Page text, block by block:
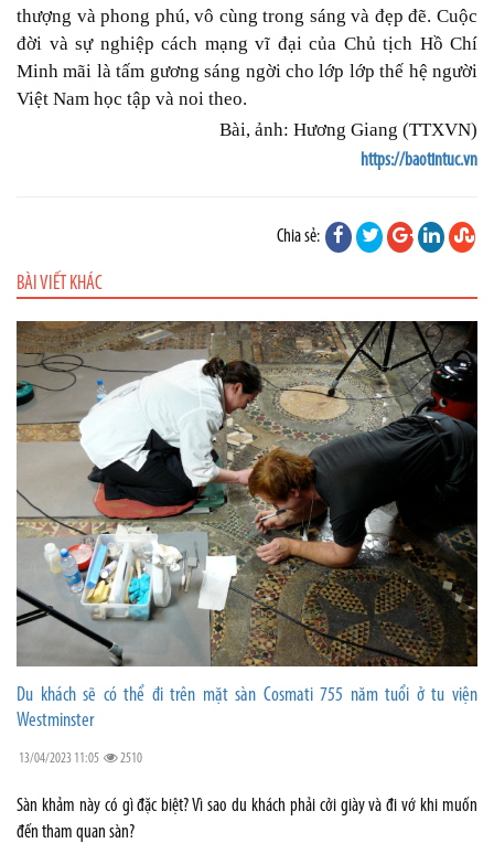
thượng và phong phú, vô cùng trong sáng và đẹp đẽ. Cuộc
đời và sự nghiệp cách mạng vĩ đại của Chủ tịch Hồ Chí
Minh mãi là tấm gương sáng ngời cho lớp lớp thế hệ người
Việt Nam học tập và noi theo.
Bài, ảnh: Hương Giang (TTXVN)
https://baotintuc.vn
Chia sẻ:
BÀI VIẾT KHÁC
Du khách sẽ có thể đi trên mặt sàn Cosmati 755 năm tuổi ở tu viện
Westminster
13/04/2023 11:05 2510
Sàn khảm này có gì đặc biệt? Vì sao du khách phải cởi giày và đi vớ khi muốn
đến tham quan sàn?